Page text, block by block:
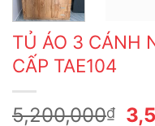
TỦ ÁO 3 CÁNH
CẤP TAE104
5,200,000₫